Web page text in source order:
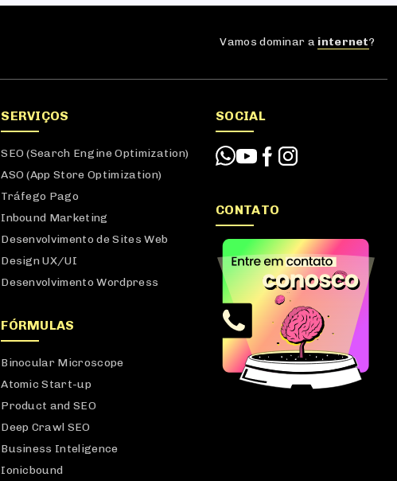
Vamos dominar a internet?
SERVIÇOS
SEO (Search Engine Optimization)
ASO (App Store Optimization)
Tráfego Pago
Inbound Marketing
Desenvolvimento de Sites Web
Design UX/UI
Desenvolvimento Wordpress
FÓRMULAS
Binocular Microscope
Atomic Start-up
Product and SEO
Deep Crawl SEO
Business Inteligence
Ionicbound
SOCIAL
CONTATO